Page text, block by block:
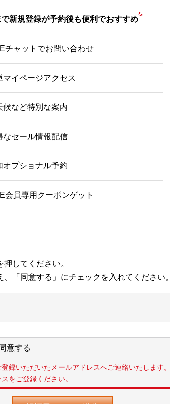
新規登録が予約後も便利でおすすめ
チャットでお問い合わせ
マイページアクセス
候など特別な案内
なセール情報配信
オプショナル予約
会員専用クーポンゲット
してください。
、「同意する」にチェックを入れてください。
意する
録いただいたメールアドレスへご連絡いたします。
をご登録ください。